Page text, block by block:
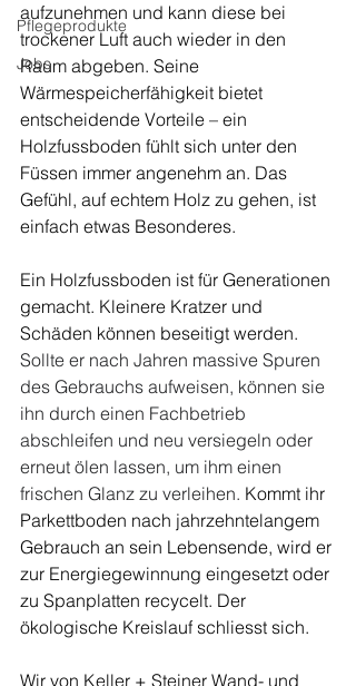
Pflegeprodukte
Jobs
aufzunehmen und kann diese bei
trockener Luft auch wieder in den
Raum abgeben. Seine
Wärmespeicherfähigkeit bietet
entscheidende Vorteile – ein
Holzfussboden fühlt sich unter den
Füssen immer angenehm an. Das
Gefühl, auf echtem Holz zu gehen, ist
einfach etwas Besonderes.
Ein Holzfussboden ist für Generationen
gemacht. Kleinere Kratzer und
Schäden können beseitigt werden.
Sollte er nach Jahren massive Spuren
des Gebrauchs aufweisen, können sie
ihn durch einen Fachbetrieb
abschleifen und neu versiegeln oder
erneut ölen lassen, um ihm einen
frischen Glanz zu verleihen. Kommt ihr
Parkettboden nach jahrzehntelangem
Gebrauch an sein Lebensende, wird er
zur Energiegewinnung eingesetzt oder
zu Spanplatten recycelt. Der
ökologische Kreislauf schliesst sich.
Wir von Keller + Steiner Wand- und